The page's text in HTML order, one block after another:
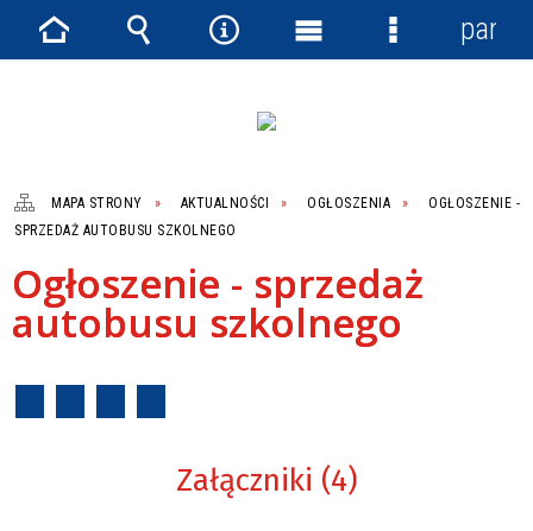
MAPA STRONY AKTUALNOŚCI OGŁOSZENIA
OGŁOSZENIE -
SPRZEDAŻ AUTOBUSU SZKOLNEGO
Ogłoszenie - sprzedaż
autobusu szkolnego
Załączniki (4)
Strona Wyszukiwarka
NarzędziaMenu
Menu
panel